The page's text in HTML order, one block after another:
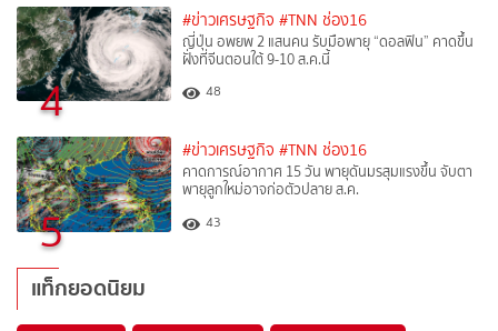
4
#ข่าวเศรษฐกิจ #TNN ช่อง16
ญี่ปุ่น อพยพ 2 แสนคน รับมือพายุ “ดอลฟิน” คาดขึ้น
ฝั่งที่จีนตอนใต้ 9-10 ส.ค.นี้
48
5
#ข่าวเศรษฐกิจ #TNN ช่อง16
คาดการณ์อากาศ 15 วัน พายุดันมรสุมแรงขึ้น จับตา
พายุลูกใหม่อาจก่อตัวปลาย ส.ค.
43
แท็กยอดนิยม